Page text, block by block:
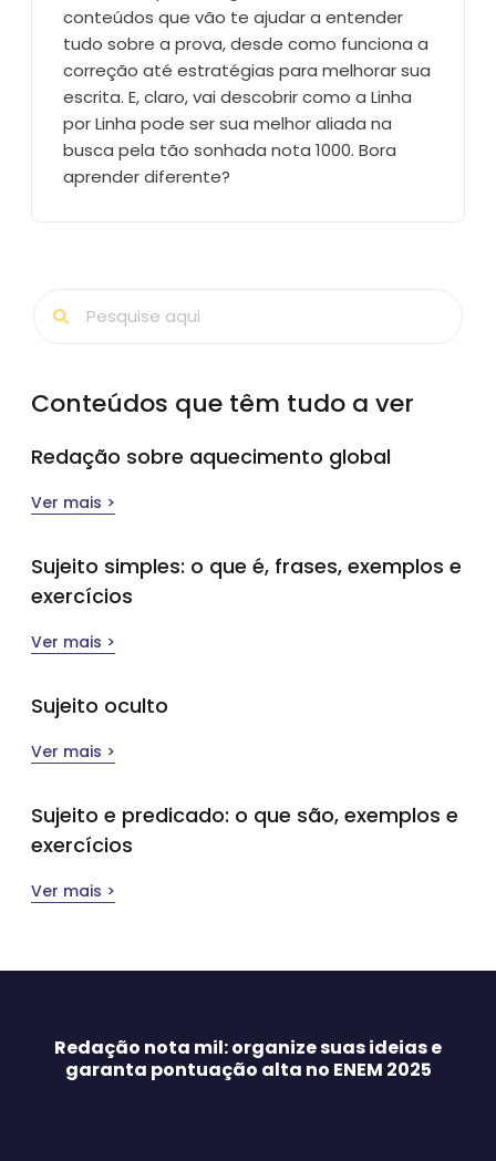
conteúdos que vão te ajudar a entender
tudo sobre a prova, desde como funciona a
correção até estratégias para melhorar sua
escrita. E, claro, vai descobrir como a Linha
por Linha pode ser sua melhor aliada na
busca pela tão sonhada nota 1000. Bora
aprender diferente?
Conteúdos que têm tudo a ver
Redação sobre aquecimento global
Ver mais >
Sujeito simples​: o que é, frases, exemplos e
exercícios
Ver mais >
Sujeito oculto
Ver mais >
Sujeito e predicado: o que são, exemplos e
exercícios
Ver mais >
Redação nota mil: organize suas ideias e
garanta pontuação alta no ENEM 2025